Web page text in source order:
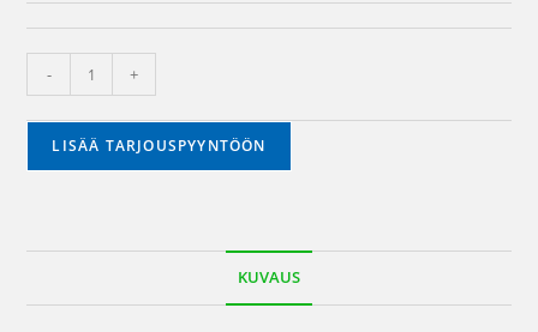
- +
LISÄÄ TARJOUSPYYNTÖÖN
KUVAUS